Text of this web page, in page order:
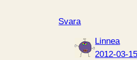
Svara
Linnea
2012-03-15